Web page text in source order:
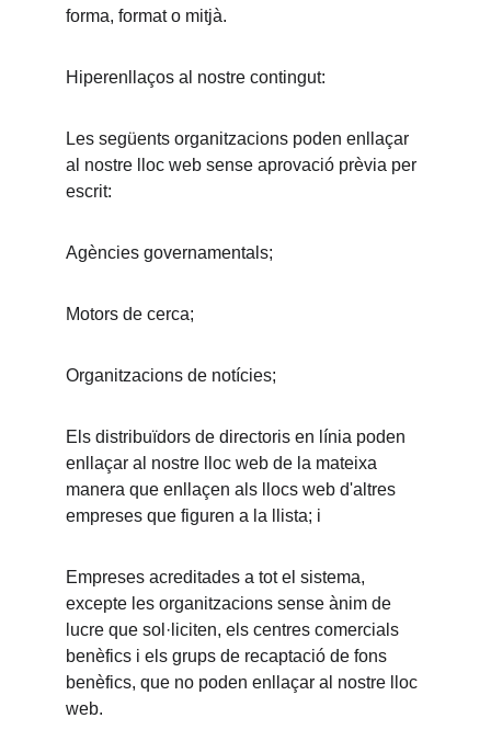
forma, format o mitjà.
Hiperenllaços al nostre contingut:
Les següents organitzacions poden enllaçar
al nostre lloc web sense aprovació prèvia per
escrit:
Agències governamentals;
Motors de cerca;
Organitzacions de notícies;
Els distribuïdors de directoris en línia poden
enllaçar al nostre lloc web de la mateixa
manera que enllaçen als llocs web d'altres
empreses que figuren a la llista; i
Empreses acreditades a tot el sistema,
excepte les organitzacions sense ànim de
lucre que sol·liciten, els centres comercials
benèfics i els grups de recaptació de fons
benèfics, que no poden enllaçar al nostre lloc
web.